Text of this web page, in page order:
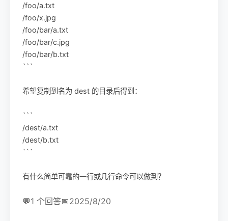
/foo/a.txt
/foo/x.jpg
/foo/bar/a.txt
/foo/bar/c.jpg
/foo/bar/b.txt
```
希望复制到名为 dest 的目录后得到：
```
/dest/a.txt
/dest/b.txt
```
有什么简单可靠的一行或几行命令可以做到？
💬1 个回答📅2025/8/20